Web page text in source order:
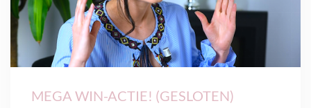
MEGA WIN-ACTIE! (GESLOTEN)